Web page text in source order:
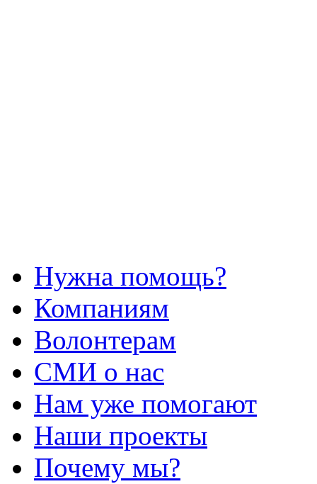
Нужна помощь?
Компаниям
Волонтерам
СМИ о нас
Нам уже помогают
Наши проекты
Почему мы?